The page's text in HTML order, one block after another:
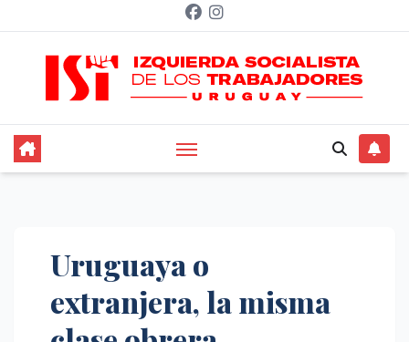
contenido
Uruguaya o
extranjera, la misma